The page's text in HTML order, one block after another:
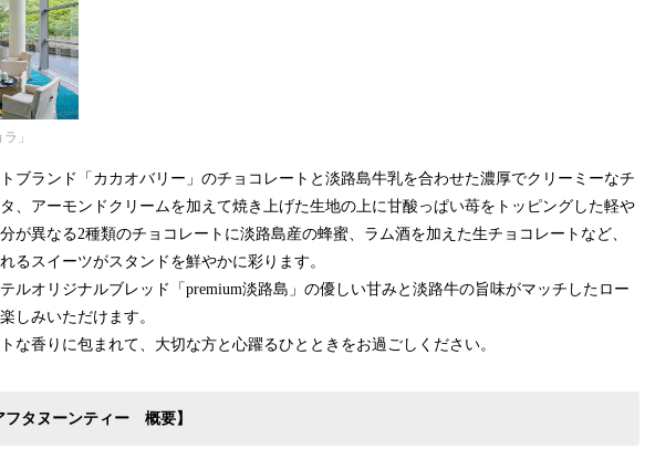
」
ブランド「カカオバリー」のチョコレートと淡路島牛乳を合わせた濃厚でクリーミーなチ
、アーモンドクリームを加えて焼き上げた生地の上に甘酸っぱい苺をトッピングした軽や
が異なる2種類のチョコレートに淡路島産の蜂蜜、ラム酒を加えた生チョコレートなど、
るスイーツがスタンドを鮮やかに彩ります。
ルオリジナルブレッド「premium淡路島」の優しい甘みと淡路牛の旨味がマッチしたロー
しみいただけます。
な香りに包まれて、大切な方と心躍るひとときをお過ごしください。
フタヌーンティー 概要】